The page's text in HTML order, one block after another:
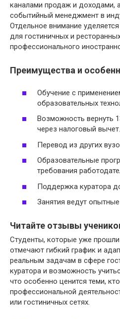
каналами продаж и доходами,
событийный менеджмент в
Отдельное внимание
для гостиничных и
профессионального
Преимущества и
Обучение с
образовательных
Возможность вернуть
через налоговый вычет.
Перевод из других
Образовательные
требования
Поддержка куратора
Занятия ведут
Читайте отзывы
Студенты, которые уже прошли
отмечают гибкий график и
реальным задачам в сфере
куратора и возможность
что особенно ценится теми,
профессиональной
или гостиничных сетях.